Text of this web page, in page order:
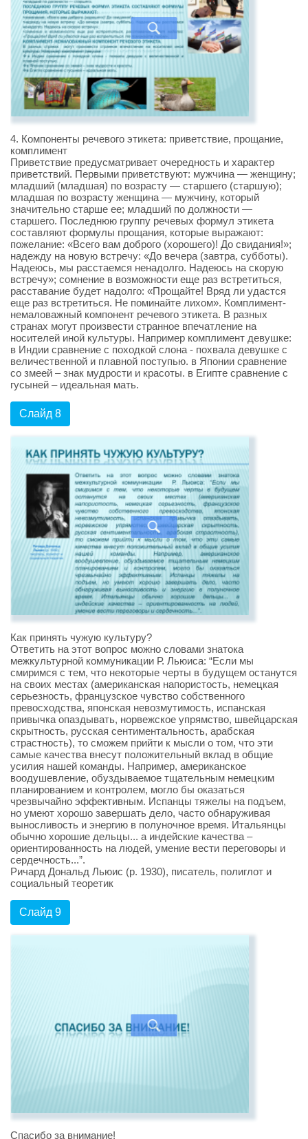
4. Компоненты речевого этикета: приветствие, прощание,
комплимент
Приветствие предусматривает очередность и характер
приветствий. Первыми приветствуют: мужчина — женщину;
младший (младшая) по возрасту — старшего (старшую);
младшая по возрасту женщина — мужчину, который
значительно старше ее; младший по должности —
старшего. Последнюю группу речевых формул этикета
составляют формулы прощания, которые выражают:
пожелание: «Всего вам доброго (хорошего)! До свидания!»;
надежду на новую встречу: «До вечера (завтра, субботы).
Надеюсь, мы расстаемся ненадолго. Надеюсь на скорую
встречу»; сомнение в возможности еще раз встретиться,
расставание будет надолго: «Прощайте! Вряд ли удастся
еще раз встретиться. Не поминайте лихом». Комплимент-
немаловажный компонент речевого этикета. В разных
странах могут произвести странное впечатление на
носителей иной культуры. Например комплимент девушке:
в Индии сравнение с походкой слона - похвала девушке с
величественной и плавной поступью. в Японии сравнение
со змеей – знак мудрости и красоты. в Египте сравнение с
гусыней – идеальная мать.
Слайд 8
Как принять чужую культуру?
Ответить на этот вопрос можно словами знатока
межкультурной коммуникации Р. Льюиса: “Если мы
смиримся с тем, что некоторые черты в будущем останутся
на своих местах (американская напористость, немецкая
серьезность, французское чувство собственного
превосходства, японская невозмутимость, испанская
привычка опаздывать, норвежское упрямство, швейцарская
скрытность, русская сентиментальность, арабская
страстность), то сможем прийти к мысли о том, что эти
самые качества внесут положительный вклад в общие
усилия нашей команды. Например, американское
воодушевление, обуздываемое тщательным немецким
планированием и контролем, могло бы оказаться
чрезвычайно эффективным. Испанцы тяжелы на подъем,
но умеют хорошо завершать дело, часто обнаруживая
выносливость и энергию в полуночное время. Итальянцы
обычно хорошие дельцы... а индейские качества –
ориентированность на людей, умение вести переговоры и
сердечность...”.
Ричард Дональд Льюис (р. 1930), писатель, полиглот и
социальный теоретик
Слайд 9
Спасибо за внимание!